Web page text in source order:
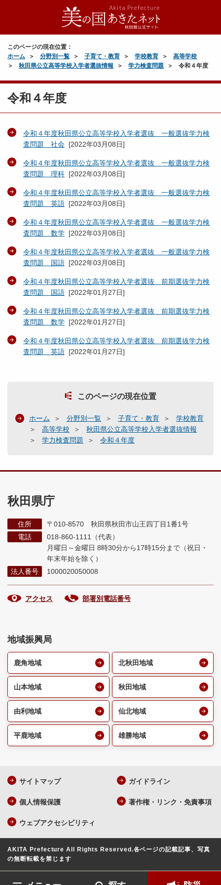
このページの現在位置：
ホーム
分野別一覧 子育て・教育 学校教育
高等学校
秋田県公立高等学校入学者選抜情報
学力検査問題 令和４年度
令和４年度
令和４年度秋田県公立高等学校入学者選抜 一般選抜学力検
査問題 社会 [2022年03月08日]
令和４年度秋田県公立高等学校入学者選抜 一般選抜学力検
査問題 理科 [2022年03月08日]
令和４年度秋田県公立高等学校入学者選抜 一般選抜学力検
査問題 英語 [2022年03月08日]
令和４年度秋田県公立高等学校入学者選抜 一般選抜学力検
査問題 数学 [2022年03月08日]
令和４年度秋田県公立高等学校入学者選抜 一般選抜学力検
査問題 国語 [2022年03月08日]
令和４年度秋田県公立高等学校入学者選抜 前期選抜学力検
査問題 国語 [2022年01月27日]
令和４年度秋田県公立高等学校入学者選抜 前期選抜学力検
査問題 数学 [2022年01月27日]
令和４年度秋田県公立高等学校入学者選抜 前期選抜学力検
査問題 英語 [2022年01月27日]
このページの現在位置
ホーム 分野別一覧 子育て・教育
学校教育
高等学校
秋田県公立高等学校入学者選抜情報
学力検査問題
令和４年度
秋田県庁
住所
〒010-8570 秋田県秋田市山王四丁目1番1号
電話
018-860-1111（代表）
月曜日～金曜日 8時30分から17時15分まで （祝日・
年末年始を除く）
法人番号
1000020050008
アクセス 部署別電話番号
地域振興局
鹿角地域 北秋田地域
山本地域 秋田地域
由利地域 仙北地域
平鹿地域 雄勝地域
サイトマップ ガイドライン
個人情報保護 著作権・リンク・免責事項
ウェブアクセシビリティ
AKITA Prefecture All Rights Reserved.各ページの記載記事、写真
の無断転載を禁じます